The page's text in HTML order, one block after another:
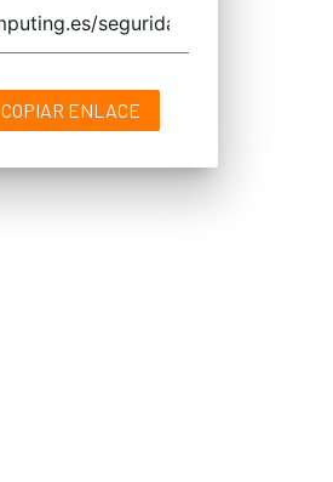
COPIAR ENLACE